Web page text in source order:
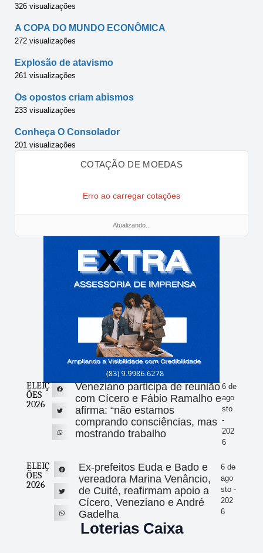
326 visualizações
A COPA DO MUNDO ECONÔMICA
272 visualizações
Explosão de atavismo
261 visualizações
Os opostos criam abismos
233 visualizações
Conheça O Consolador
201 visualizações
COTAÇÃO DE MOEDAS
Erro ao carregar cotações
Atualizando...
ELEIÇ
ÕES
2026
Veneziano participa de reunião
com Cícero e Fábio Ramalho e
afirma: “não estamos
comprando consciências, mas
mostrando trabalho
6 de
ago
sto
-
202
6
ELEIÇ
ÕES
2026
Ex-prefeitos Euda e Bado e
vereadora Marina Venâncio,
de Cuité, reafirmam apoio a
Cícero, Veneziano e André
Gadelha
6 de
ago
sto -
202
6
Loterias Caixa